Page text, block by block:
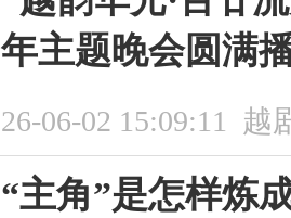
年主题晚会圆满
26-06-02 15:09:11 越
“主角”是怎样炼